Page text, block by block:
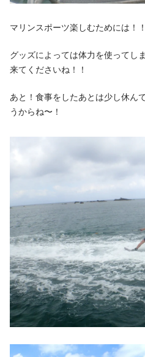
マリンスポーツ楽しむためには！！
グッズによっては体力を使ってし
来てくださいね！！
あと！食事をしたあとは少し休ん
うからね〜！